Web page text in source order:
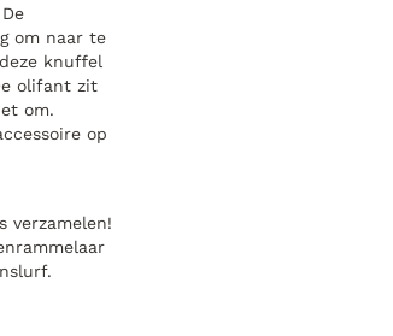
om naar te
knuffel
olifant zit
om.
op
verzamelen!